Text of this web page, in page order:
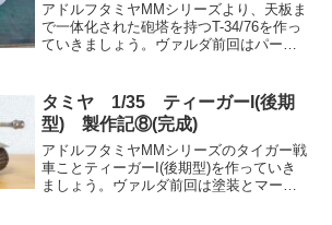
アドルフタミヤMMシリーズより、天板ま
で一体化された砲塔を持つT-34/76を作っ
ていきましょう。ヴァルダ前回はパーツ
砲塔を組んでいこう。レーナ安心のタミ
ヤMMシリーズ。...
タミヤ 1/35 ティーガーI(後期
型) 製作記⑧(完成)
アドルフタミヤMMシリーズのタイガー戦
車ことティーガーI(後期型)を作っていき
ましょう。ヴァルダ前回は塗装とマーキ